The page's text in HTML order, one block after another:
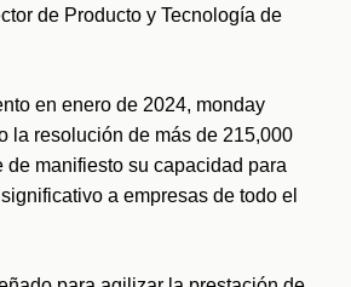
de Producto y Tecnología de
en enero de 2024, monday
la resolución de más de 215,000
de manifiesto su capacidad para
a empresas de todo el